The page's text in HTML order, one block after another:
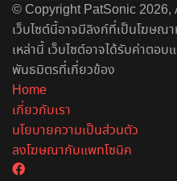
© Copyright PatSonic 2026,
เว็บไซต์นี้อาจมีลิงก์ที่เป็นโฆษ
เหล่านี้ เว็บไซต์อาจได้รับค่าตอ
พันธมิตรที่เกี่ยวข้อง
Home
เกี่ยวกับเรา
นโยบายความเป็นส่วนตัว
ลงโฆษณากับแพทโซนิค
Facebook